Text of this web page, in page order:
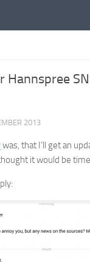
Hannspree
2013
was, that I’ll get an
it would be